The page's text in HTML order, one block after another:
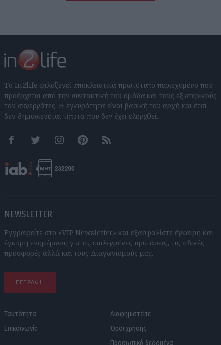
Το In2life φιλοξενεί αποκλειστικά πρωτότυπο περιεχόμενο που
προέρχεται από την συντακτική του ομάδα και τους εξωτερικούς
του συνεργάτες. Η εγκυρότητα είναι βασική του αρχή και έτσι
δεν δημοσιεύεται τίποτα που δεν έχει ελεγχθεί.
FacebookTwitter InstagramPinterestRSS feeds
NEWSLETTER
Εγγραφείτε στο «VIP Newsletter» και εξασφαλίστε έγκαιρη και
έγκυρη ενημέρωση για τις επιλεγμένες προτάσεις, τις ειδικές
προσφορές αλλά και τους Διαγωνισμούς μας.
ΕΓΓΡΑΦΗ
Ταυτότητα
Επικοινωνία
Διαφημιστείτε
Όροι χρήσης
Προσωπικά δεδομένα